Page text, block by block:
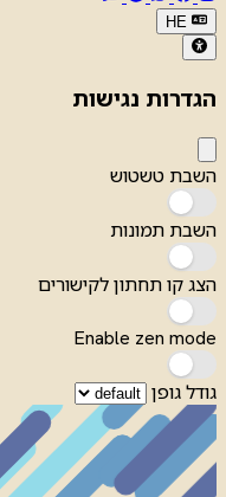
HE
הגדרות נגישות
השבת טשטוש
השבת תמונות
הצג קו תחתון לקישורים
Enable zen mode
גודל גופן